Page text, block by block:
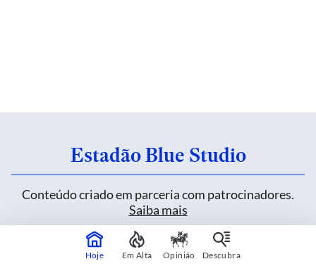
Estadão Blue Studio
Conteúdo criado em parceria com patrocinadores.
Saiba mais
Heineken inova sem alterar uma fórmula de
Hoje Em Alta Opinião Descubra